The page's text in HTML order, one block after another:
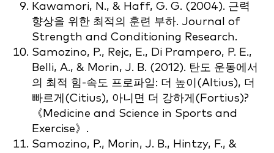
Kawamori, N., & Haff, G. G. (2004). 근력
향상을 위한 최적의 훈련 부하. Journal of
Strength and Conditioning Research.
Samozino, P., Rejc, E., Di Prampero, P. E.,
Belli, A., & Morin, J. B. (2012). 탄도 운동에서
의 최적 힘-속도 프로파일: 더 높이(Altius), 더
빠르게(Citius), 아니면 더 강하게(Fortius)?
《Medicine and Science in Sports and
Exercise》.
Samozino, P., Morin, J. B., Hintzy, F., &